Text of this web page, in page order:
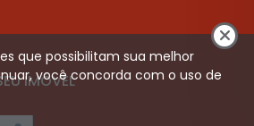
IMÓVEL
que possibilitam sua melhor
você concorda com o uso de